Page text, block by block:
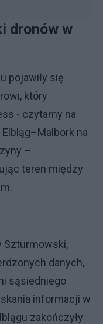
dronów w
pojawiły się
który
- czytamy na
na
–
teren między
Szturmowski,
danych,
sąsiedniego
informacji w
zakończyły